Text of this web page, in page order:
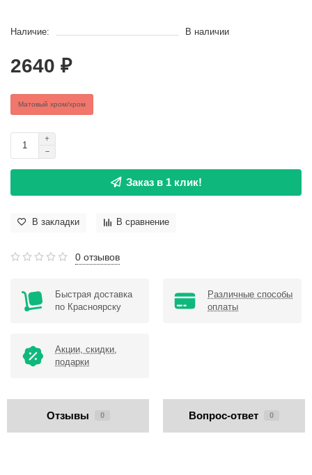
Наличие: В наличии
2640 ₽
Матовый хром/хром
Заказ в 1 клик!
В закладки В сравнение
0 отзывов
Быстрая доставка
по Красноярску
Различные способы
оплаты
Акции, скидки,
подарки
Отзывы 0 Вопрос-ответ 0